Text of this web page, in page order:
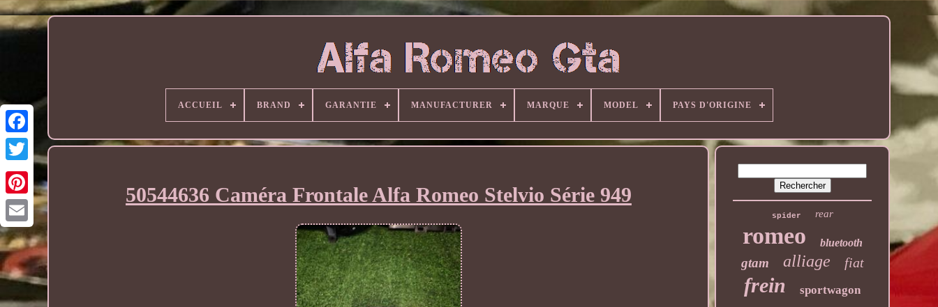
ACCUEIL BRAND GARANTIE MANUFACTURER MARQUE MODEL PAYS D'ORIGINE
50544636 Caméra Frontale Alfa Romeo Stelvio Série 949
spider rear
romeo bluetooth
gtam alliage fiat
frein sportwagon